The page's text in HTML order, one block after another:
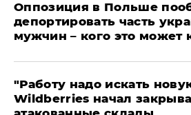
Оппозиция в Польше
депортировать часть
мужчин – кого это может
"Работу надо искать
Wildberries начал